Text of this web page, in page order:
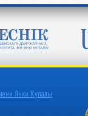
Янки Купалы